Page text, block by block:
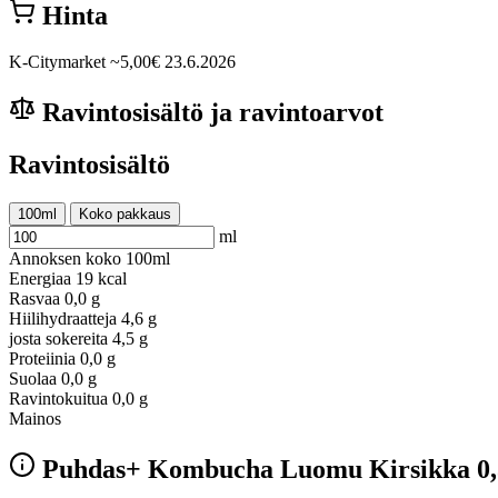
Hinta
K-Citymarket ~5,00€ 23.6.2026
Ravintosisältö ja ravintoarvot
Ravintosisältö
100ml Koko pakkaus
ml
Annoksen koko 100ml
Energiaa 19 kcal
Rasvaa 0,0 g
Hiilihydraatteja 4,6 g
josta sokereita 4,5 g
Proteiinia 0,0 g
Suolaa 0,0 g
Ravintokuitua 0,0 g
Mainos
Puhdas+ Kombucha Luomu Kirsikka